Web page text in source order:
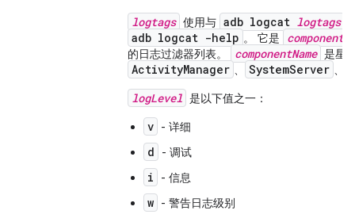
logtags 使用与 adb logcat logtags
adb logcat -help 。 它是
的日志过滤器列表。 componentName 是星
ActivityManager 、 SystemServer 、
logLevel 是以下值之一：
v - 详细
d - 调试
i - 信息
w - 警告日志级别